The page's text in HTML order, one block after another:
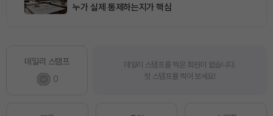
누가 실제 통제하는지가 핵심
데일리 스탬프
0
데일리 스탬프를 찍은 회원이 없습니다.
첫 스탬프를 찍어 보세요!